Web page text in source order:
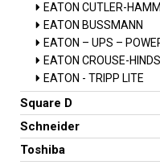
EATON CUTLER-
EATON BUSSMANN
EATON – UPS –
EATON CROUSE-HINDS
EATON - TRIPP LITE
Square D
Schneider
Toshiba